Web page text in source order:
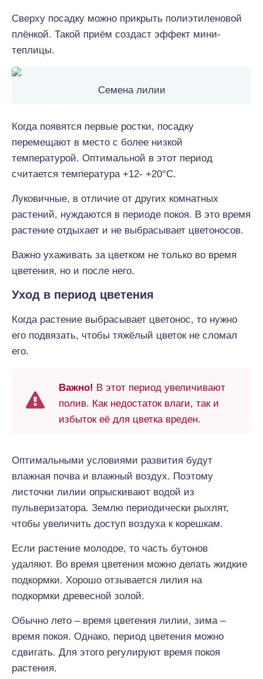
Сверху посадку можно прикрыть полиэтиленовой
плёнкой. Такой приём создаст эффект мини-
теплицы.
Семена лилии
Когда появятся первые ростки, посадку
перемещают в место с более низкой
температурой. Оптимальной в этот период
считается температура +12- +20°С.
Луковичные, в отличие от других комнатных
растений, нуждаются в периоде покоя. В это время
растение отдыхает и не выбрасывает цветоносов.
Важно ухаживать за цветком не только во время
цветения, но и после него.
Уход в период цветения
Когда растение выбрасывает цветонос, то нужно
его подвязать, чтобы тяжёлый цветок не сломал
его.
Важно! В этот период увеличивают
полив. Как недостаток влаги, так и
избыток её для цветка вреден.
Оптимальными условиями развития будут
влажная почва и влажный воздух. Поэтому
листочки лилии опрыскивают водой из
пульверизатора. Землю периодически рыхлят,
чтобы увеличить доступ воздуха к корешкам.
Если растение молодое, то часть бутонов
удаляют. Во время цветения можно делать жидкие
подкормки. Хорошо отзывается лилия на
подкормки древесной золой.
Обычно лето – время цветения лилии, зима –
время покоя. Однако, период цветения можно
сдвигать. Для этого регулируют время покоя
растения.